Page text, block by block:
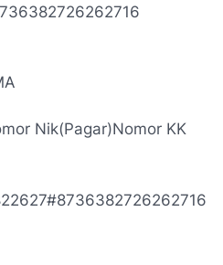
Nik(Pagar)Nomor KK